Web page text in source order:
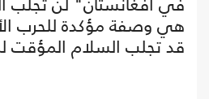
هي وصفة مؤكدة للحرب
قد تجلب السلام المؤقت